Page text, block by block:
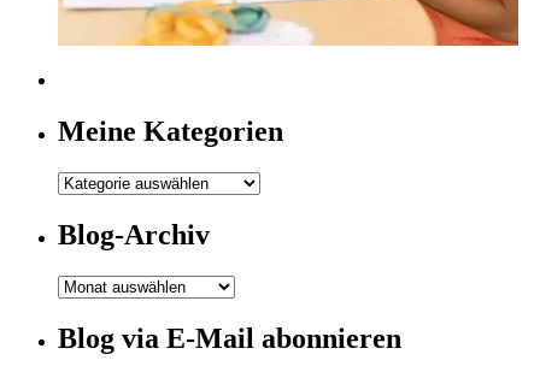
Meine Kategorien
Meine
Blog-Archiv
Blog-
Blog via E-Mail abonnieren